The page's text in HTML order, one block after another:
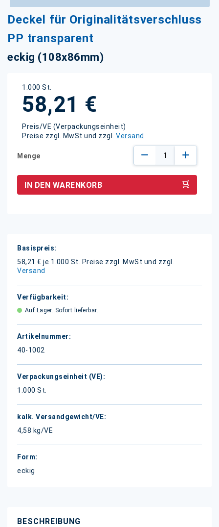
Deckel für Originalitätsverschluss
PP transparent
eckig (108x86mm)
1.000 St.
58,21 €
Preis/VE (Verpackungseinheit)
Preise zzgl. MwSt und zzgl. Versand
Menge
IN DEN WARENKORB
Weitere
Informationen
58,21 € je 1.000 St.
Preise zzgl. MwSt und zzgl.
Versand
Auf Lager. Sofort lieferbar.
40-1002
1.000 St.
4,58 kg/VE
eckig
Anfang
der
Bildgalerie
springen
BESCHREIBUNG